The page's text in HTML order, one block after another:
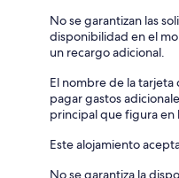
No se garantizan las
disponibilidad en el
un recargo adicional.
El nombre de la
pagar gastos
principal que figura en
Este alojamiento
No se garantiza la